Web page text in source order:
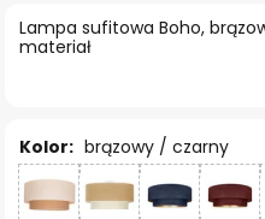
Lampa sufitowa Boho,
materiał
Kolor: brązowy / czarny